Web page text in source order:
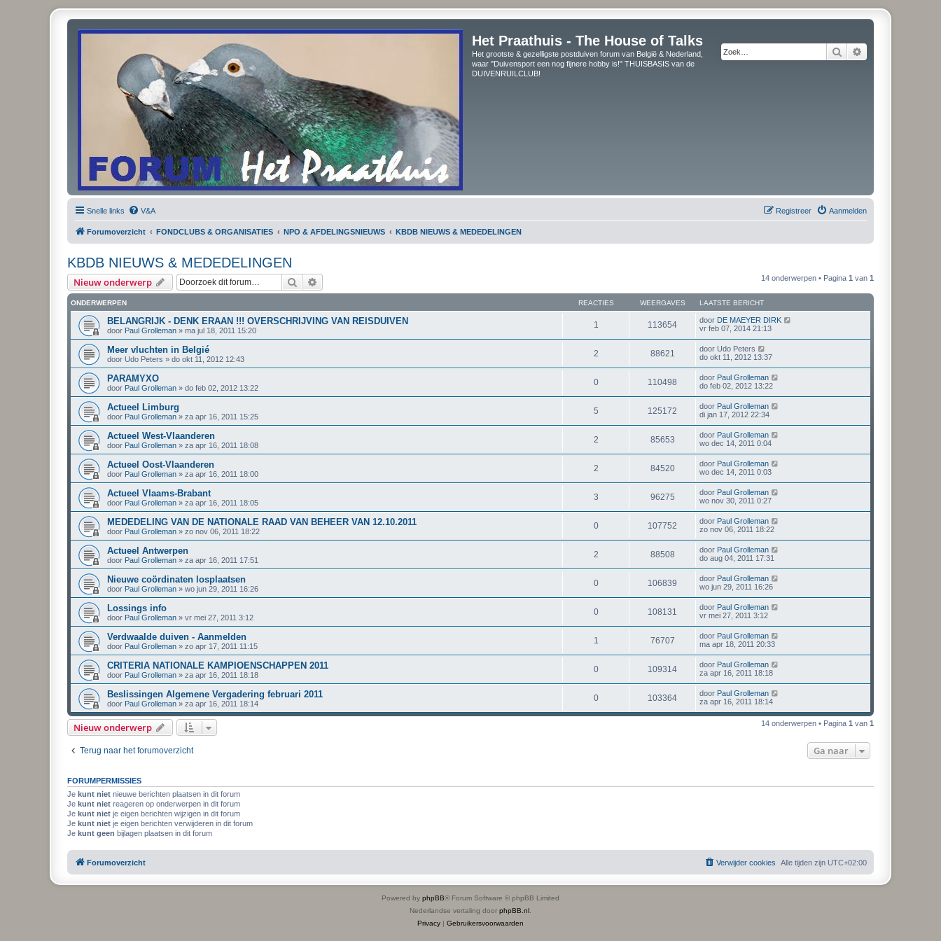
Het Praathuis - The House of Talks
Het grootste & gezelligste postduiven forum van België & Nederland,
waar "Duivensport een nog fijnere hobby is!" THUISBASIS van de
DUIVENRUILCLUB!
Zoek
Snelle links V&A Aanmelden
Registreer
Forumoverzicht FONDCLUBS & ORGANISATIES NPO & AFDELINGSNIEUWS KBDB NIEUWS & MEDEDELINGEN
KBDB NIEUWS & MEDEDELINGEN
Nieuw onderwerp Zoek 14 onderwerpen • Pagina 1 van 1
ONDERWERPEN REACTIES WEERGAVES LAATSTE BERICHT
BELANGRIJK - DENK ERAAN !!! OVERSCHRIJVING VAN REISDUIVEN
door Paul Grolleman » ma jul 18, 2011 15:20
1 113654 door DE MAEYER DIRK
vr feb 07, 2014 21:13
Meer vluchten in Belgié
door Udo Peters » do okt 11, 2012 12:43
2 88621 door Udo Peters
do okt 11, 2012 13:37
PARAMYXO
door Paul Grolleman » do feb 02, 2012 13:22
0 110498 door Paul Grolleman
do feb 02, 2012 13:22
Actueel Limburg
door Paul Grolleman » za apr 16, 2011 15:25
5 125172 door Paul Grolleman
di jan 17, 2012 22:34
Actueel West-Vlaanderen
door Paul Grolleman » za apr 16, 2011 18:08
2 85653 door Paul Grolleman
wo dec 14, 2011 0:04
Actueel Oost-Vlaanderen
door Paul Grolleman » za apr 16, 2011 18:00
2 84520 door Paul Grolleman
wo dec 14, 2011 0:03
Actueel Vlaams-Brabant
door Paul Grolleman » za apr 16, 2011 18:05
3 96275 door Paul Grolleman
wo nov 30, 2011 0:27
MEDEDELING VAN DE NATIONALE RAAD VAN BEHEER VAN 12.10.2011
door Paul Grolleman » zo nov 06, 2011 18:22
0 107752 door Paul Grolleman
zo nov 06, 2011 18:22
Actueel Antwerpen
door Paul Grolleman » za apr 16, 2011 17:51
2 88508 door Paul Grolleman
do aug 04, 2011 17:31
Nieuwe coördinaten losplaatsen
door Paul Grolleman » wo jun 29, 2011 16:26
0 106839 door Paul Grolleman
wo jun 29, 2011 16:26
Lossings info
door Paul Grolleman » vr mei 27, 2011 3:12
0 108131 door Paul Grolleman
vr mei 27, 2011 3:12
Verdwaalde duiven - Aanmelden
door Paul Grolleman » zo apr 17, 2011 11:15
1 76707 door Paul Grolleman
ma apr 18, 2011 20:33
CRITERIA NATIONALE KAMPIOENSCHAPPEN 2011
door Paul Grolleman » za apr 16, 2011 18:18
0 109314 door Paul Grolleman
za apr 16, 2011 18:18
Beslissingen Algemene Vergadering februari 2011
door Paul Grolleman » za apr 16, 2011 18:14
0 103364 door Paul Grolleman
za apr 16, 2011 18:14
Nieuw onderwerp 14 onderwerpen • Pagina 1 van 1
Terug naar het forumoverzicht Ga naar
FORUMPERMISSIES
Je kunt niet nieuwe berichten plaatsen in dit forum
Je kunt niet reageren op onderwerpen in dit forum
Je kunt niet je eigen berichten wijzigen in dit forum
Je kunt niet je eigen berichten verwijderen in dit forum
Je kunt geen bijlagen plaatsen in dit forum
Forumoverzicht Alle tijden zijn UTC+02:00
Verwijder cookies
Powered by phpBB® Forum Software © phpBB Limited
Nederlandse vertaling door phpBB.nl
Privacy | Gebruikersvoorwaarden